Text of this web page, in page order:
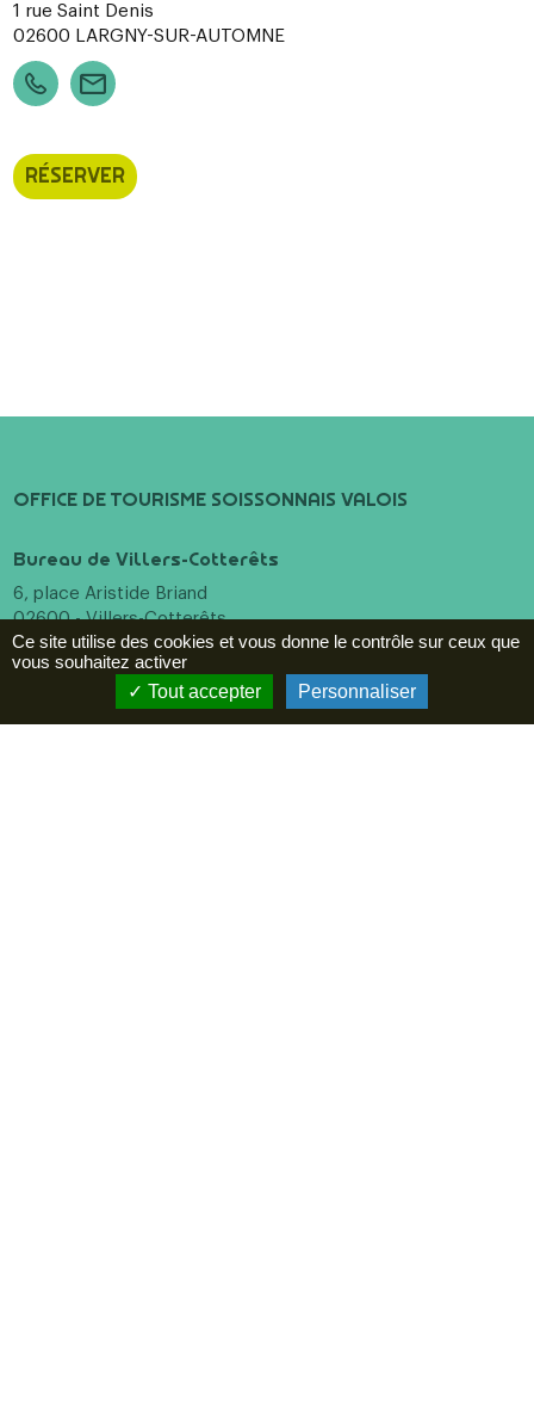
1 rue Saint Denis
02600
LARGNY-SUR-AUTOMNE
RÉSERVER
OFFICE DE TOURISME SOISSONNAIS VALOIS
Bureau de Villers-Cotterêts
6, place Aristide Briand
02600 - Villers-Cotterêts
+33 (0)3 23 96 55 10
Bureau de Soissons
Ce site utilise des cookies et vous donne le contrôle sur ceux que
vous souhaitez activer
Tout accepter
Personnaliser